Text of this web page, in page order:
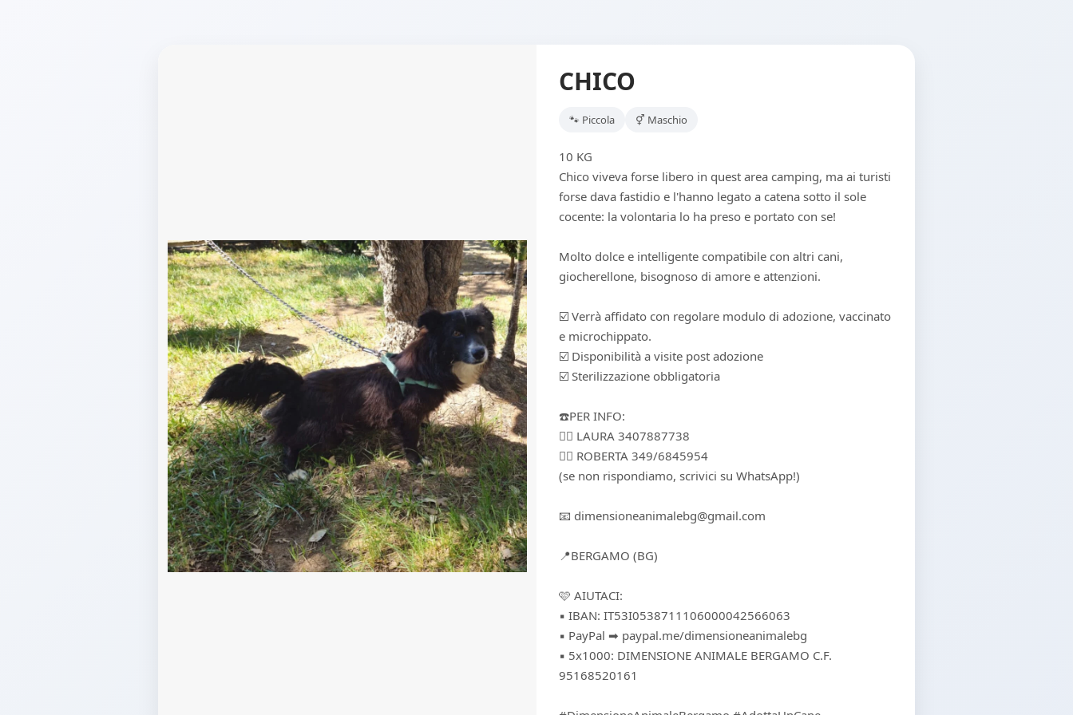
CHICO
🐾 Piccola ⚥ Maschio
10 KG
Chico viveva forse libero in quest area camping, ma ai turisti
forse dava fastidio e l'hanno legato a catena sotto il sole
cocente: la volontaria lo ha preso e portato con se!
Molto dolce e intelligente compatibile con altri cani,
giocherellone, bisognoso di amore e attenzioni.
☑️ Verrà affidato con regolare modulo di adozione, vaccinato
e microchippato.
☑️ Disponibilità a visite post adozione
☑️ Sterilizzazione obbligatoria
☎️PER INFO:
👉🏻 LAURA 3407887738
👉🏻 ROBERTA 349/6845954
(se non rispondiamo, scrivici su WhatsApp!)
📧 dimensioneanimalebg@gmail.com
📍BERGAMO (BG)
🩷 AIUTACI:
▪️ IBAN: IT53I0538711106000042566063
▪️ PayPal ➡ paypal.me/dimensioneanimalebg
▪️ 5x1000: DIMENSIONE ANIMALE BERGAMO C.F.
95168520161